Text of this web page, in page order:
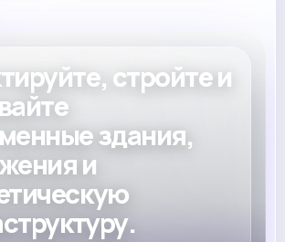
стройте и
здания,
и